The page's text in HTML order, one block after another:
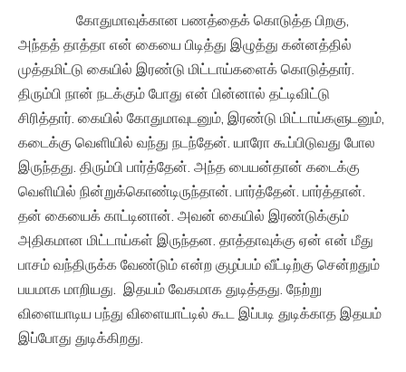
கோதுமாவுக்கான பணத்தைக் கொடுத்த பிறகு,
அந்தத் தாத்தா என் கையை பிடித்து இழுத்து கன்னத்தில்
முத்தமிட்டு கையில் இரண்டு மிட்டாய்களைக் கொடுத்தார்.
திரும்பி நான் நடக்கும் போது என் பின்னால் தட்டிவிட்டு
சிரித்தார். கையில் கோதுமாவுடனும், இரண்டு மிட்டாய்களுடனும்,
கடைக்கு வெளியில் வந்து நடந்தேன். யாரோ கூப்பிடுவது போல
இருந்தது. திரும்பி பார்த்தேன். அந்த பையன்தான் கடைக்கு
வெளியில் நின்றுக்கொண்டிருந்தான். பார்த்தேன். பார்த்தான்.
தன் கையைக் காட்டினான். அவன் கையில் இரண்டுக்கும்
அதிகமான மிட்டாய்கள் இருந்தன. தாத்தாவுக்கு ஏன் என் மீது
பாசம் வந்திருக்க வேண்டும் என்ற குழப்பம் வீட்டிற்கு சென்றதும்
பயமாக மாறியது. இதயம் வேகமாக துடித்தது. நேற்று
விளையாடிய பந்து விளையாட்டில் கூட இப்படி துடிக்காத இதயம்
இப்போது துடிக்கிறது.